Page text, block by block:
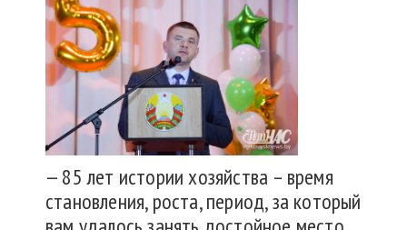
— 85 лет истории хозяйства – время
становления, роста, период, за который